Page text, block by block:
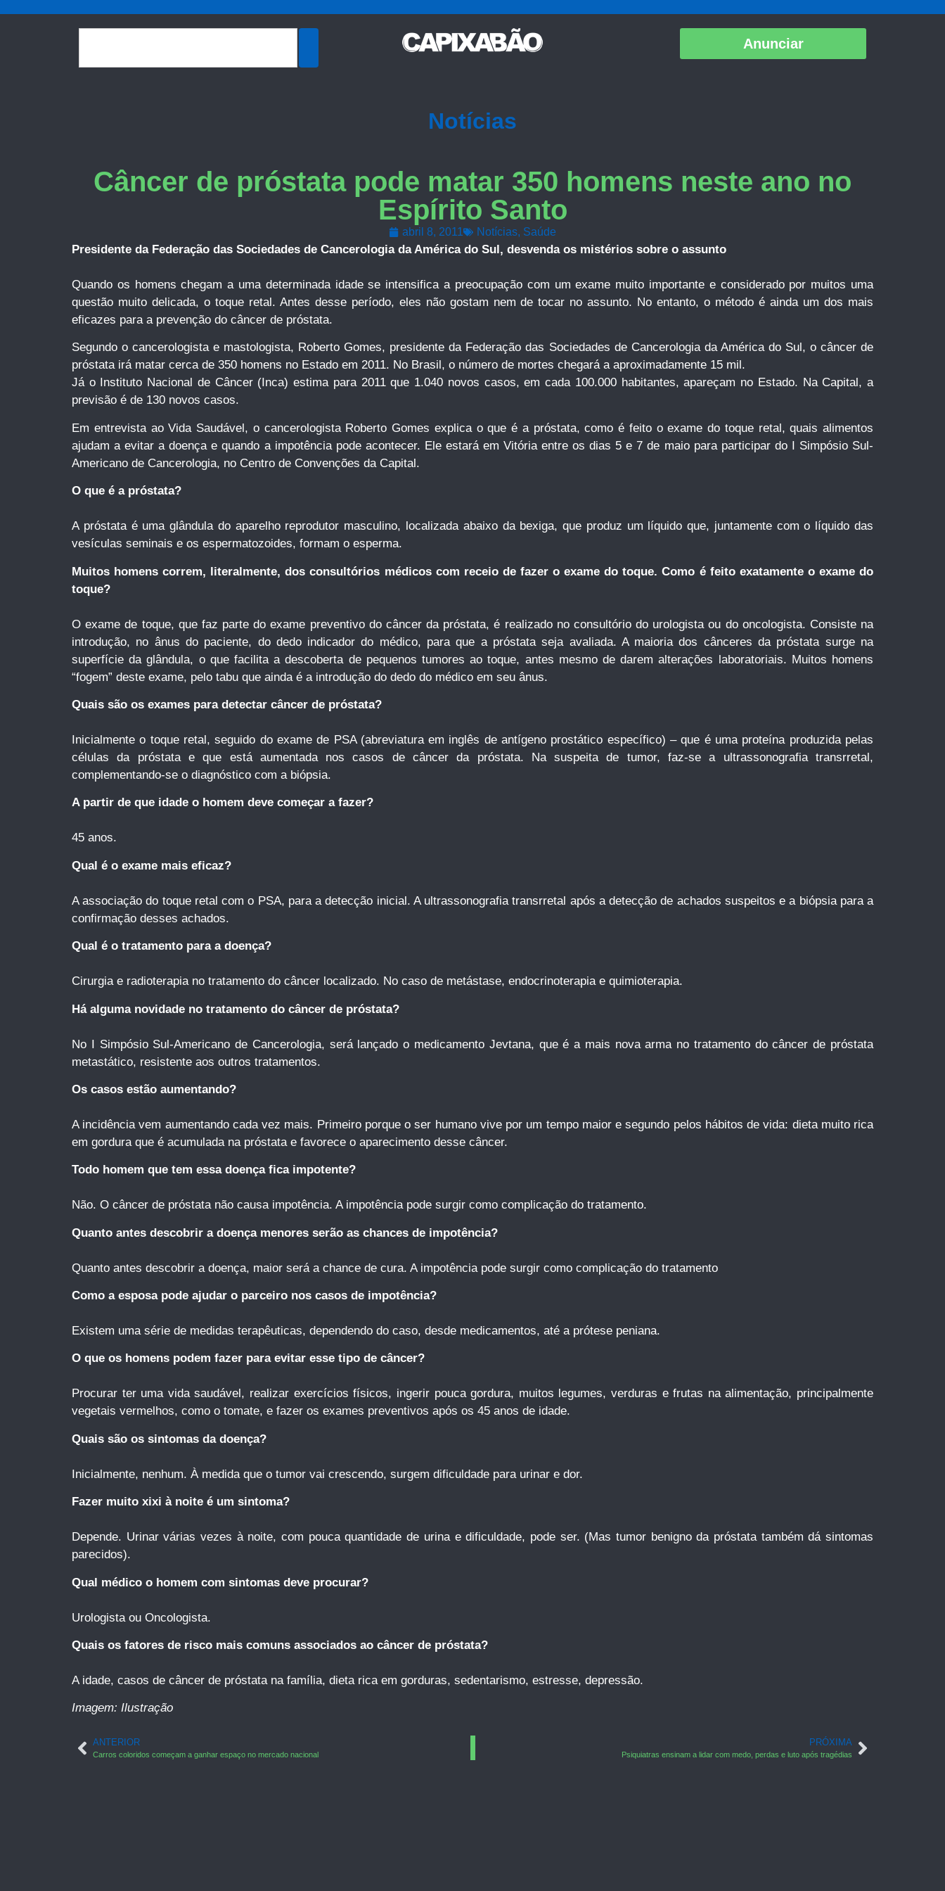
Anunciar
Notícias
Câncer de próstata pode matar 350 homens neste ano no
Espírito Santo
abril 8, 2011 Notícias, Saúde
Presidente da Federação das Sociedades de Cancerologia da América do Sul, desvenda os mistérios sobre o assunto
Quando os homens chegam a uma determinada idade se intensifica a preocupação com um exame muito importante e considerado por muitos uma
questão muito delicada, o toque retal. Antes desse período, eles não gostam nem de tocar no assunto. No entanto, o método é ainda um dos mais
eficazes para a prevenção do câncer de próstata.
Segundo o cancerologista e mastologista, Roberto Gomes, presidente da Federação das Sociedades de Cancerologia da América do Sul, o câncer de
próstata irá matar cerca de 350 homens no Estado em 2011. No Brasil, o número de mortes chegará a aproximadamente 15 mil.
Já o Instituto Nacional de Câncer (Inca) estima para 2011 que 1.040 novos casos, em cada 100.000 habitantes, apareçam no Estado. Na Capital, a
previsão é de 130 novos casos.
Em entrevista ao Vida Saudável, o cancerologista Roberto Gomes explica o que é a próstata, como é feito o exame do toque retal, quais alimentos
ajudam a evitar a doença e quando a impotência pode acontecer. Ele estará em Vitória entre os dias 5 e 7 de maio para participar do I Simpósio Sul-
Americano de Cancerologia, no Centro de Convenções da Capital.
O que é a próstata?
A próstata é uma glândula do aparelho reprodutor masculino, localizada abaixo da bexiga, que produz um líquido que, juntamente com o líquido das
vesículas seminais e os espermatozoides, formam o esperma.
Muitos homens correm, literalmente, dos consultórios médicos com receio de fazer o exame do toque. Como é feito exatamente o exame do
toque?
O exame de toque, que faz parte do exame preventivo do câncer da próstata, é realizado no consultório do urologista ou do oncologista. Consiste na
introdução, no ânus do paciente, do dedo indicador do médico, para que a próstata seja avaliada. A maioria dos cânceres da próstata surge na
superfície da glândula, o que facilita a descoberta de pequenos tumores ao toque, antes mesmo de darem alterações laboratoriais. Muitos homens
“fogem” deste exame, pelo tabu que ainda é a introdução do dedo do médico em seu ânus.
Quais são os exames para detectar câncer de próstata?
Inicialmente o toque retal, seguido do exame de PSA (abreviatura em inglês de antígeno prostático específico) – que é uma proteína produzida pelas
células da próstata e que está aumentada nos casos de câncer da próstata. Na suspeita de tumor, faz-se a ultrassonografia transrretal,
complementando-se o diagnóstico com a biópsia.
A partir de que idade o homem deve começar a fazer?
45 anos.
Qual é o exame mais eficaz?
A associação do toque retal com o PSA, para a detecção inicial. A ultrassonografia transrretal após a detecção de achados suspeitos e a biópsia para a
confirmação desses achados.
Qual é o tratamento para a doença?
Cirurgia e radioterapia no tratamento do câncer localizado. No caso de metástase, endocrinoterapia e quimioterapia.
Há alguma novidade no tratamento do câncer de próstata?
No I Simpósio Sul-Americano de Cancerologia, será lançado o medicamento Jevtana, que é a mais nova arma no tratamento do câncer de próstata
metastático, resistente aos outros tratamentos.
Os casos estão aumentando?
A incidência vem aumentando cada vez mais. Primeiro porque o ser humano vive por um tempo maior e segundo pelos hábitos de vida: dieta muito rica
em gordura que é acumulada na próstata e favorece o aparecimento desse câncer.
Todo homem que tem essa doença fica impotente?
Não. O câncer de próstata não causa impotência. A impotência pode surgir como complicação do tratamento.
Quanto antes descobrir a doença menores serão as chances de impotência?
Quanto antes descobrir a doença, maior será a chance de cura. A impotência pode surgir como complicação do tratamento
Como a esposa pode ajudar o parceiro nos casos de impotência?
Existem uma série de medidas terapêuticas, dependendo do caso, desde medicamentos, até a prótese peniana.
O que os homens podem fazer para evitar esse tipo de câncer?
Procurar ter uma vida saudável, realizar exercícios físicos, ingerir pouca gordura, muitos legumes, verduras e frutas na alimentação, principalmente
vegetais vermelhos, como o tomate, e fazer os exames preventivos após os 45 anos de idade.
Quais são os sintomas da doença?
Inicialmente, nenhum. À medida que o tumor vai crescendo, surgem dificuldade para urinar e dor.
Fazer muito xixi à noite é um sintoma?
Depende. Urinar várias vezes à noite, com pouca quantidade de urina e dificuldade, pode ser. (Mas tumor benigno da próstata também dá sintomas
parecidos).
Qual médico o homem com sintomas deve procurar?
Urologista ou Oncologista.
Quais os fatores de risco mais comuns associados ao câncer de próstata?
A idade, casos de câncer de próstata na família, dieta rica em gorduras, sedentarismo, estresse, depressão.
Imagem: Ilustração
ANTERIOR
Carros coloridos começam a ganhar espaço no mercado nacional
PRÓXIMA
Psiquiatras ensinam a lidar com medo, perdas e luto após tragédias